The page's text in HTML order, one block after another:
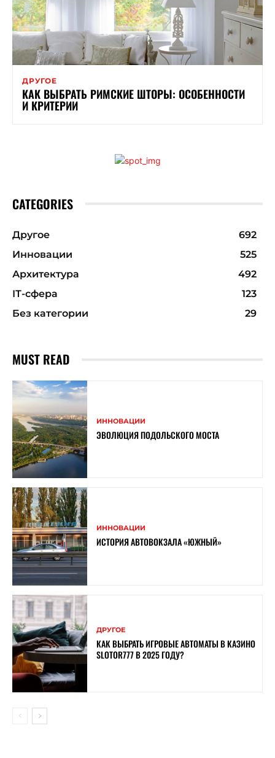
ДРУГОЕ
КАК ВЫБРАТЬ РИМСКИЕ ШТОРЫ: ОСОБЕННОСТИ
И КРИТЕРИИ
CATEGORIES
Другое
692
Инновации
525
Архитектура
492
ІТ-сфера
123
Без категории
29
MUST READ
ИННОВАЦИИ
ЭВОЛЮЦИЯ ПОДОЛЬСКОГО МОСТА
ИННОВАЦИИ
ИСТОРИЯ АВТОВОКЗАЛА «ЮЖНЫЙ»
ДРУГОЕ
КАК ВЫБРАТЬ ИГРОВЫЕ АВТОМАТЫ В КАЗИНО
SLOTOR777 В 2025 ГОДУ?